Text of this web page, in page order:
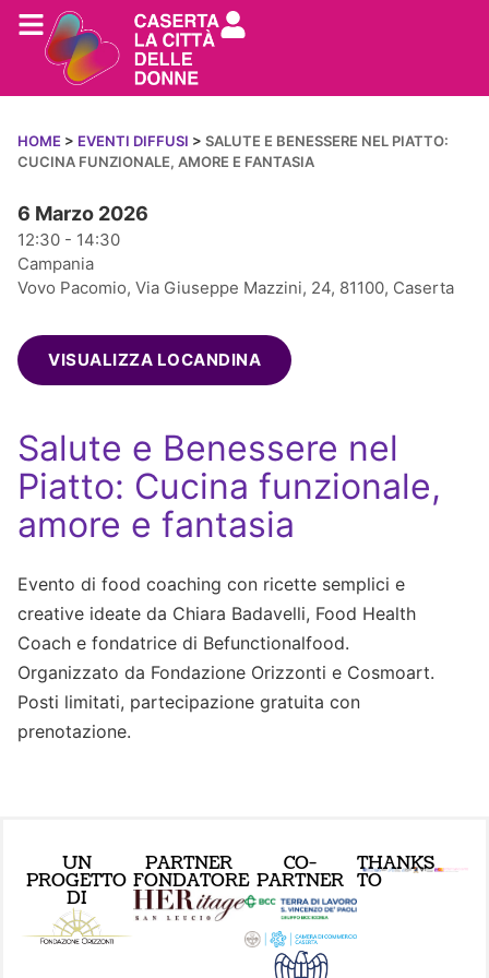
HOME > EVENTI DIFFUSI > SALUTE E BENESSERE NEL PIATTO:
CUCINA FUNZIONALE, AMORE E FANTASIA
Salute e Benessere nel
Piatto: Cucina funzionale,
amore e fantasia
Evento di food coaching con ricette semplici e
creative ideate da Chiara Badavelli, Food Health
Coach e fondatrice di Befunctionalfood.
Organizzato da Fondazione Orizzonti e Cosmoart.
Posti limitati, partecipazione gratuita con
prenotazione.
6 Marzo 2026
12:30 - 14:30
Campania
Vovo Pacomio, Via Giuseppe Mazzini, 24, 81100, Caserta
VISUALIZZA LOCANDINA
UN
PROGETTO
DI
PARTNER
FONDATORE
CO-
PARTNER
THANKS
TO